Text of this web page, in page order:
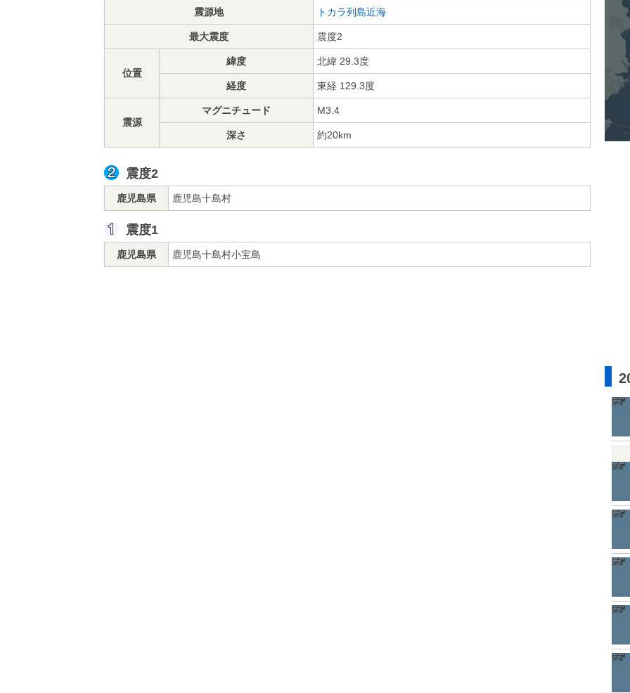
震源地 トカラ列島近海
最大震度 震度2
位置
緯度 北緯 29.3度
経度 東経 129.3度
震源
マグニチュード M3.4
深さ 約20km
震度2
鹿児島県 鹿児島十島村
震度1
鹿児島県 鹿児島十島村小宝島